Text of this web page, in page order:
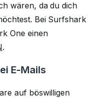
wären, da du dich
Bei Surfshark
One einen
.
E-Mails
auf böswilligen